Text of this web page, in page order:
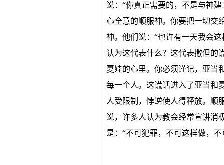
说：“你真正需要的，不是与神
心全意的顺服神。你要把一切交
神。他们说：“也许有一天我会
认为这代表什么？这代表撒但的
夏娃的心里。你必须谨记，亚当
每一个人。这谎话进入了亚当和
人受限制，悖逆使人得释放。顺
说，许多人认为教会经常宣讲消
是：“不可犯罪，不可这样做，